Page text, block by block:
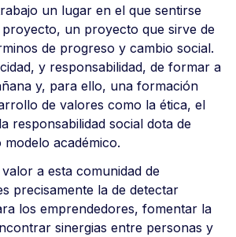
un lugar en el que sentirse
un proyecto que sirve de
de progreso y cambio social.
y responsabilidad, de formar a
y, para ello, una formación
de valores como la ética, el
responsabilidad social dota de
académico.
a esta comunidad de
precisamente la de detectar
los emprendedores, fomentar la
sinergias entre personas y